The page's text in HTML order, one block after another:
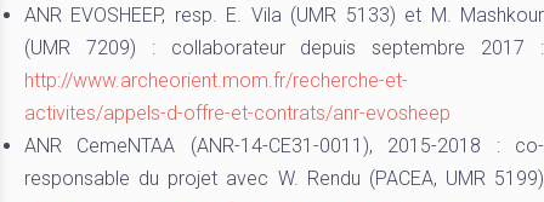
ANR EVOSHEEP, resp. E. Vila (UMR 5133) et M. Mashkour
(UMR 7209) : collaborateur depuis septembre 2017 :
http://www.archeorient.mom.fr/recherche-et-
activites/appels-d-offre-et-contrats/anr-evosheep
ANR CemeNTAA (ANR-14-CE31-0011), 2015-2018 : co-
responsable du projet avec W. Rendu (PACEA, UMR 5199)